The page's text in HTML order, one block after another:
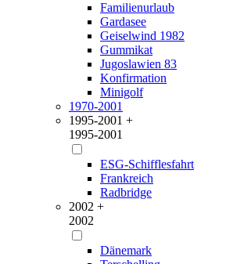
Familienurlaub
Gardasee
Geiselwind 1982
Gummikat
Jugoslawien 83
Konfirmation
Minigolf
1970-2001
1995-2001 +
1995-2001
ESG-Schifflesfahrt
Frankreich
Radbridge
2002 +
2002
Dänemark